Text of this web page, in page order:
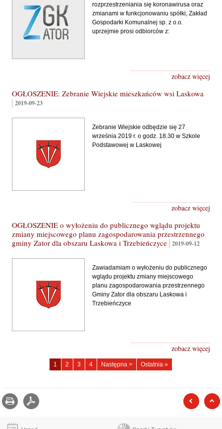
rozprzestrzeniania się koronawirusa oraz
zmianami w funkcjonowaniu spółki, Zakład
Gospodarki Komunalnej sp. z o.o.
uprzejmie prosi odbiorców z:
zobacz więcej
OGŁOSZENIE: Zebranie Wiejskie mieszkańców wsi Laskowa
2019-09-23
Zebranie Wiejskie odbędzie się 27
września 2019 r. o godz. 18.30 w Szkole
Podstawowej w Laskowej
zobacz więcej
OGŁOSZENIE o wyłożeniu do publicznego wglądu projektu
zmiany miejscowego planu zagospodarowania przestrzennego
gminy Zator dla obszaru Laskowa i Trzebieńczyce
2019-09-12
Zawiadamiam o wyłożeniu do publicznego
wglądu projektu zmiany miejscowego
planu zagospodarowania przestrzennego
Gminy Zator dla obszaru Laskowa i
Trzebieńczyce
zobacz więcej
Laskowa
-
1
Laskowa
-
2
Laskowa
-
3
Laskowa
-
4 Następna > Ostatnia »
Drukuj